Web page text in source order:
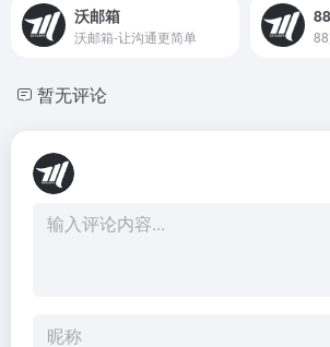
沃邮箱
沃邮箱-让沟通更简单
暂无评论